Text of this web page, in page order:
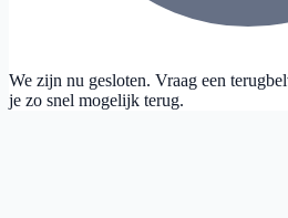
We zijn nu gesloten. Vraag een
je zo snel mogelijk terug.